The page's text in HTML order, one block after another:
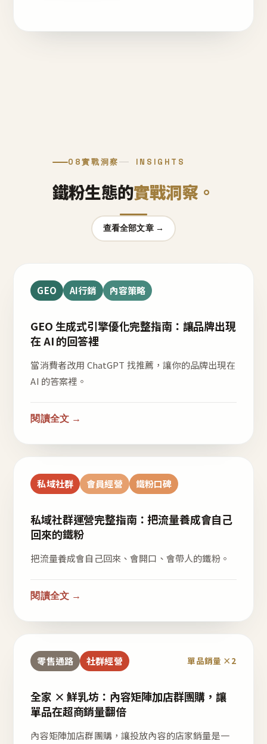
08實戰洞察 INSIGHTS
鐵粉生態的實戰洞察。
查看全部文章 →
GEO AI行銷 內容策略
GEO 生成式引擎優化完整指南：讓品牌出現
在 AI 的回答裡
當消費者改用 ChatGPT 找推薦，讓你的品牌出現在
AI 的答案裡。
閱讀全文 →
私域社群 會員經營 鐵粉口碑
私域社群運營完整指南：把流量養成會自己
回來的鐵粉
把流量養成會自己回來、會開口、會帶人的鐵粉。
閱讀全文 →
零售通路 社群經營 單品銷量 ×2
全家 × 鮮乳坊：內容矩陣加店群團購，讓
單品在超商銷量翻倍
內容矩陣加店群團購，讓投放內容的店家銷量是一